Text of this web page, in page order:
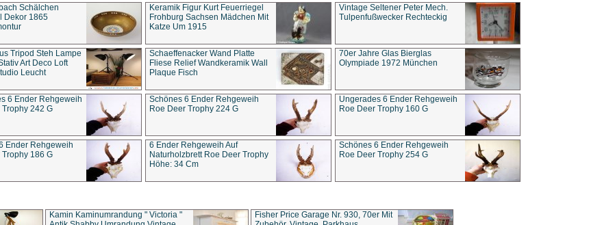
Schälchen
Dekor 1865
Keramik Figur Kurt Feuerriegel
Frohburg Sachsen Mädchen Mit
Katze Um 1915
Vintage Seltener Peter Mech.
Tulpenfußwecker Rechteckig
Tripod Steh Lampe
Art Deco Loft
Leucht
Schaeffenacker Wand Platte
Fliese Relief Wandkeramik Wall
Plaque Fisch
70er Jahre Glas Bierglas
Olympiade 1972 München
6 Ender Rehgeweih
Trophy 242 G
Schönes 6 Ender Rehgeweih
Roe Deer Trophy 224 G
Ungerades 6 Ender Rehgeweih
Roe Deer Trophy 160 G
Ender Rehgeweih
Trophy 186 G
6 Ender Rehgeweih Auf
Naturholzbrett Roe Deer Trophy
Höhe: 34 Cm
Schönes 6 Ender Rehgeweih
Roe Deer Trophy 254 G
Kamin Kaminumrandung " Victoria "
Fisher Price Garage Nr. 930, 70er Mit